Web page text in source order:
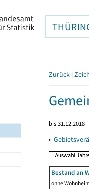
Zurück |
bis 31.12.2018
▸
Bestand an
ohne